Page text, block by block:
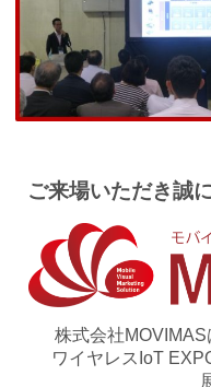
ご来場いただき誠
株式会社
ワイヤレスIoT